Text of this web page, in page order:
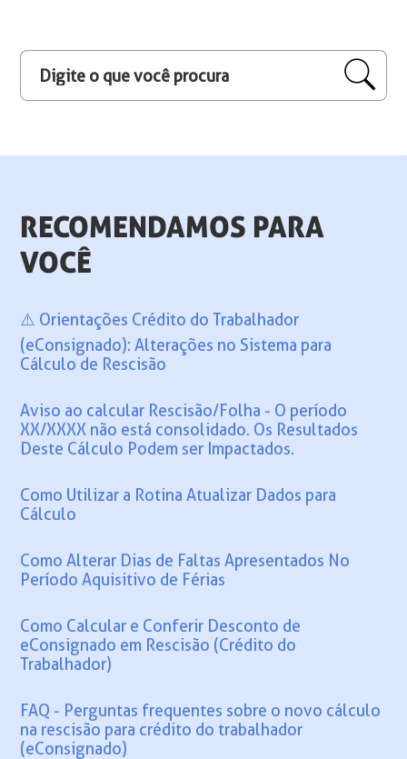
RECOMENDAMOS PARA
VOCÊ
⚠️ Orientações Crédito do Trabalhador
(eConsignado): Alterações no Sistema para
Cálculo de Rescisão
Aviso ao calcular Rescisão/Folha - O período
XX/XXXX não está consolidado. Os Resultados
Deste Cálculo Podem ser Impactados.
Como Utilizar a Rotina Atualizar Dados para
Cálculo
Como Alterar Dias de Faltas Apresentados No
Período Aquisitivo de Férias
Como Calcular e Conferir Desconto de
eConsignado em Rescisão (Crédito do
Trabalhador)
FAQ - Perguntas frequentes sobre o novo cálculo
na rescisão para crédito do trabalhador
(eConsignado)